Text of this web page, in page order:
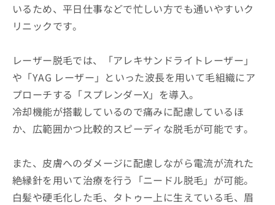
いるため、平日仕事などで忙しい方でも通いやすいク
リニックです。
レーザー脱毛では、「アレキサンドライトレーザー」
や「YAG レーザー」といった波長を用いて毛組織にア
プローチする「スプレンダーX」を導入。
冷却機能が搭載しているので痛みに配慮しているほ
か、広範囲かつ比較的スピーディな脱毛が可能です。
また、皮膚へのダメージに配慮しながら電流が流れた
絶縁針を用いて治療を行う「ニードル脱毛」が可能。
白髪や硬毛化した毛、タトゥー上に生えている毛、眉